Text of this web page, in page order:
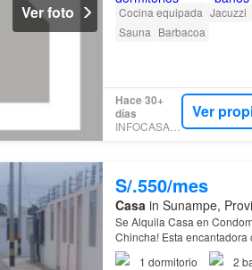
Ver foto
Cocina equipada Jacuzzi
Sauna Barbacoa
Hace 30+
días
INFOCASAS.PE
Ver
S/.550/mes
Casa in Sunampe,
Se Alquila Casa en
Chincha! Esta
sorprenderán…
1 dormitorio 2